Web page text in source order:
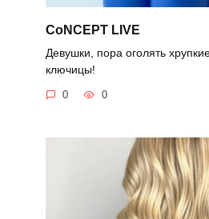
CoNCEPT LIVE
Девушки, пора оголять
ключицы!
0 0